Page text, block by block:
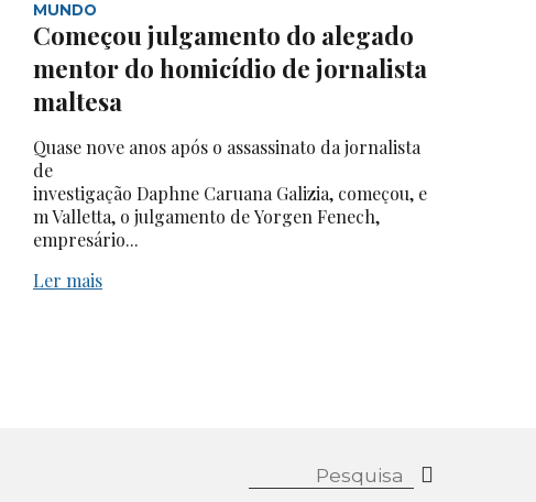
MUNDO
Começou julgamento do alegado
mentor do homicídio de jornalista
maltesa
Quase nove anos após o assassinato da jornalista
de
investigação Daphne Caruana Galizia, começou, e
m Valletta, o julgamento de Yorgen Fenech,
empresário...
Ler mais